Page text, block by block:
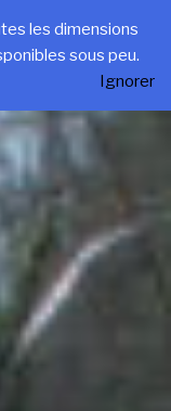
les dimensions
sous peu.
Ignorer